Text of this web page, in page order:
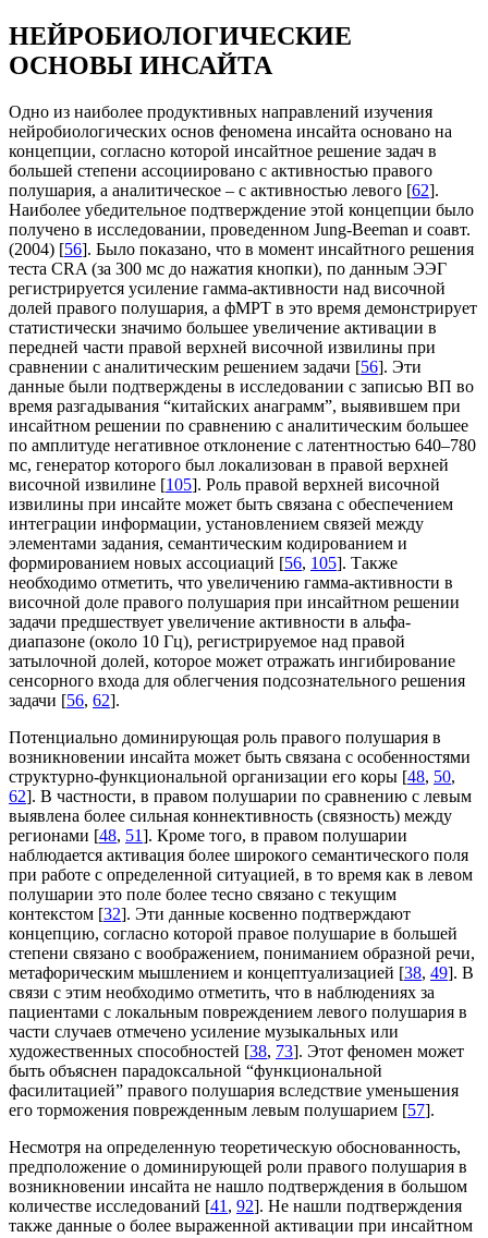
НЕЙРОБИОЛОГИЧЕСКИЕ
ОСНОВЫ ИНСАЙТА
Одно из наиболее продуктивных направлений изучения
нейробиологических основ феномена инсайта основано на
концепции, согласно которой инсайтное решение задач в
большей степени ассоциировано с активностью правого
полушария, а аналитическое – с активностью левого [62].
Наиболее убедительное подтверждение этой концепции было
получено в исследовании, проведенном Jung-Beeman и соавт.
(2004) [56]. Было показано, что в момент инсайтного решения
теста CRA (за 300 мс до нажатия кнопки), по данным ЭЭГ
регистрируется усиление гамма-активности над височной
долей правого полушария, а фМРТ в это время демонстрирует
статистически значимо большее увеличение активации в
передней части правой верхней височной извилины при
сравнении с аналитическим решением задачи [56]. Эти
данные были подтверждены в исследовании с записью ВП во
время разгадывания “китайских анаграмм”, выявившем при
инсайтном решении по сравнению с аналитическим большее
по амплитуде негативное отклонение с латентностью 640–780
мс, генератор которого был локализован в правой верхней
височной извилине [105]. Роль правой верхней височной
извилины при инсайте может быть связана с обеспечением
интеграции информации, установлением связей между
элементами задания, семантическим кодированием и
формированием новых ассоциаций [56, 105]. Также
необходимо отметить, что увеличению гамма-активности в
височной доле правого полушария при инсайтном решении
задачи предшествует увеличение активности в альфа-
диапазоне (около 10 Гц), регистрируемое над правой
затылочной долей, которое может отражать ингибирование
сенсорного входа для облегчения подсознательного решения
задачи [56, 62].
Потенциально доминирующая роль правого полушария в
возникновении инсайта может быть связана с особенностями
структурно-функциональной организации его коры [48, 50,
62]. В частности, в правом полушарии по сравнению с левым
выявлена более сильная коннективность (связность) между
регионами [48, 51]. Кроме того, в правом полушарии
наблюдается активация более широкого семантического поля
при работе с определенной ситуацией, в то время как в левом
полушарии это поле более тесно связано с текущим
контекстом [32]. Эти данные косвенно подтверждают
концепцию, согласно которой правое полушарие в большей
степени связано с воображением, пониманием образной речи,
метафорическим мышлением и концептуализацией [38, 49]. В
связи с этим необходимо отметить, что в наблюдениях за
пациентами с локальным повреждением левого полушария в
части случаев отмечено усиление музыкальных или
художественных способностей [38, 73]. Этот феномен может
быть объяснен парадоксальной “функциональной
фасилитацией” правого полушария вследствие уменьшения
его торможения поврежденным левым полушарием [57].
Несмотря на определенную теоретическую обоснованность,
предположение о доминирующей роли правого полушария в
возникновении инсайта не нашло подтверждения в большом
количестве исследований [41 , 92]. Не нашли подтверждения
также данные о более выраженной активации при инсайтном